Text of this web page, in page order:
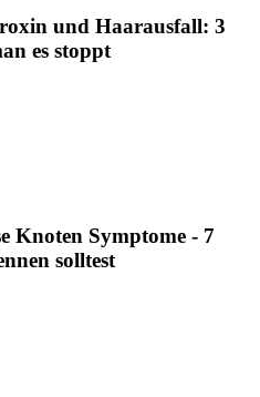
und Haarausfall: 3
es stoppt
Knoten Symptome - 7
solltest